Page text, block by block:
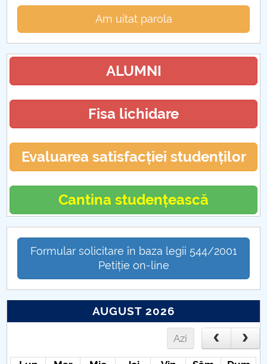
Am uitat parola
ALUMNI
Fisa lichidare
Evaluarea satisfacției studenților
Cantina studențească
Formular solicitare în baza legii 544/2001
Petiție on-line
AUGUST 2026
Azi